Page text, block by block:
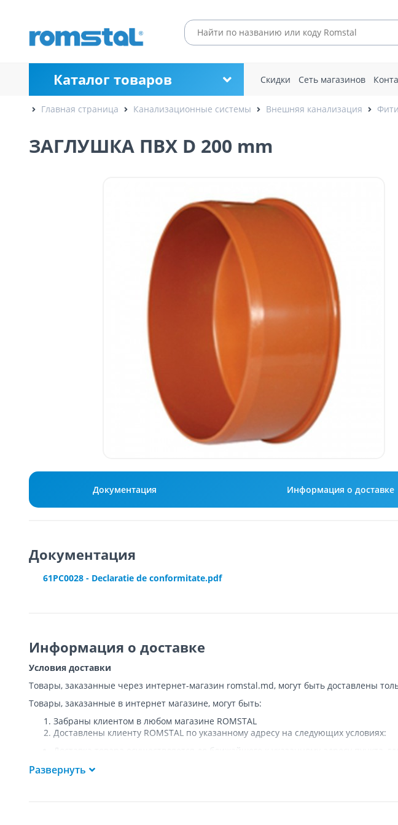
Каталог товаров Скидки Сеть магазинов
Главная страница Канализационные системы Внешняя канализация
ЗАГЛУШКА ПВХ D 200 mm
Документация Информация о доставке
Документация
61PC0028 - Declaratie de conformitate.pdf
Информация о доставке
Условия доставки
Товары, заказанные через интернет-магазин romstal.md, могут быть доставлены
Товары, заказанные в интернет магазине, могут быть:
Забраны клиентом в любом магазине ROMSTAL
Доставлены клиенту ROMSTAL по указанному адресу на следующих условиях:
Доставка товара осуществляется до ближайшего к указанному адресу пункта,
Подъем товара на этаж или занос в дом
Развернуть